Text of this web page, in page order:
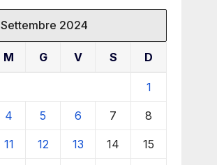
Settembre 2024
M G V S D
1
4 5 6 7 8
11 12 13 14 15